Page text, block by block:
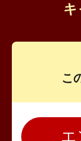
こ
エ